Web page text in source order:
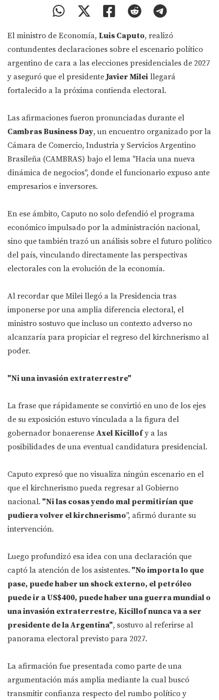
El ministro de Economía, Luis Caputo, realizó
contundentes declaraciones sobre el escenario político
argentino de cara a las elecciones presidenciales de 2027
y aseguró que el presidenteJavier Milei llegará
fortalecido a la próxima contienda electoral.
Las afirmaciones fueron pronunciadas durante el
Cambras Business Day, un encuentro organizado por la
Cámara de Comercio, Industria y Servicios Argentino
Brasileña (CAMBRAS) bajo el lema "Hacia una nueva
dinámica de negocios", donde el funcionario expuso ante
empresarios e inversores.
En ese ámbito, Caputo no solo defendió el programa
económico impulsado por la administración nacional,
sino que también trazó un análisis sobre el futuro político
del país, vinculando directamente las perspectivas
electorales con la evolución de la economía.
Al recordar que Milei llegó a la Presidencia tras
imponerse por una amplia diferencia electoral, el
ministro sostuvo que incluso un contexto adverso no
alcanzaría para propiciar el regreso del kirchnerismo al
poder.
"Ni una invasión extraterrestre"
La frase que rápidamente se convirtió en uno de los ejes
de su exposición estuvo vinculada a la figura del
gobernador bonaerense Axel Kicillofy a las
posibilidades de una eventual candidatura presidencial.
Caputo expresó que no visualiza ningún escenario en el
que el kirchnerismo pueda regresar al Gobierno
nacional. "Ni las cosas yendo mal permitirían que
pudiera volver el kirchnerismo", afirmó durante su
intervención.
Luego profundizó esa idea con una declaración que
captó la atención de los asistentes. "No importa lo que
pase, puede haber un shock externo, el petróleo
puede ir a US$400, puede haber una guerra mundial o
una invasión extraterrestre, Kicillof nunca va a ser
presidente de la Argentina", sostuvo al referirse al
panorama electoral previsto para 2027.
La afirmación fue presentada como parte de una
argumentación más amplia mediante la cual buscó
transmitir confianza respecto del rumbo político y